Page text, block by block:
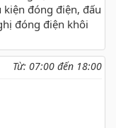
kiện đóng điện, đấu
đóng điện khôi
Từ: 07:00 đến 18:00